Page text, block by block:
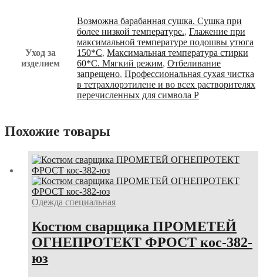
Уход за
изделием
Возможна барабанная сушка. Сушка при
более низкой температуре., Глажение при
максимальной температуре подошвы утюга
150*С, Максимальная температура стирки
60*С. Мягкий режим, Отбеливание
запрещено, Профессиональная сухая чистка
в тетрахлорэтилене и во всех растворителях
перечисленных для символа Р
Похожие товары
Одежда специальная
Костюм сварщика ПРОМЕТЕЙ
ОГНЕПРОТЕКТ ФРОСТ кос-382-
юз